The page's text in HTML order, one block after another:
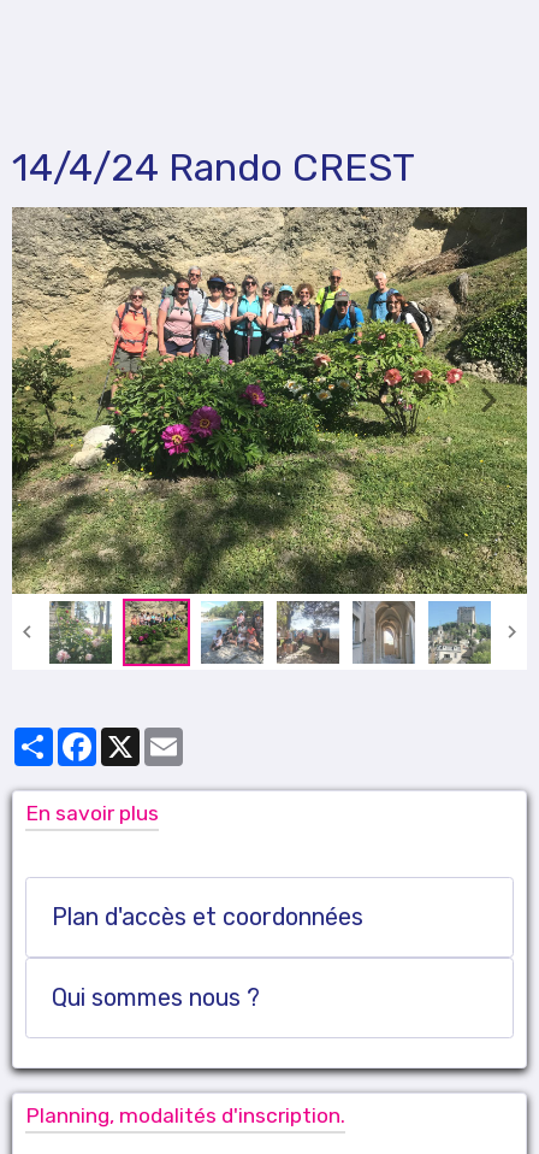
14/4/24 Rando CREST
PartagerFacebook
En savoir plus
Plan d'accès et coordonnées
Qui sommes nous ?
Planning, modalités d'inscription.